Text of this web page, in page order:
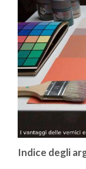
Indice degli